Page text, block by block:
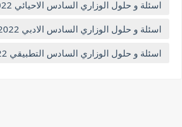
اسئلة و حلول الوزاري السادس الاحيائي 2022 الدور الاول
اسئلة و حلول الوزاري السادس الادبي 2022 الدور الاول
اسئلة و حلول الوزاري السادس التطبيقي 2022 الدور الاول